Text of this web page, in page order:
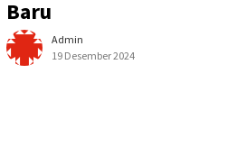
Baru
Admin
19 Desember 2024